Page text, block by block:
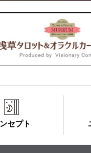
セプト